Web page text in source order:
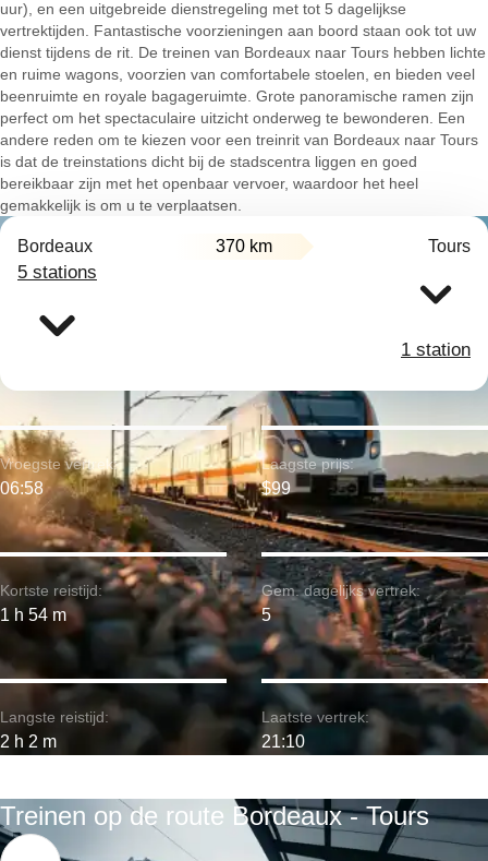
uur), en een uitgebreide dienstregeling met tot 5 dagelijkse
vertrektijden. Fantastische voorzieningen aan boord staan ook tot uw
dienst tijdens de rit. De treinen van Bordeaux naar Tours hebben lichte
en ruime wagons, voorzien van comfortabele stoelen, en bieden veel
beenruimte en royale bagageruimte. Grote panoramische ramen zijn
perfect om het spectaculaire uitzicht onderweg te bewonderen. Een
andere reden om te kiezen voor een treinrit van Bordeaux naar Tours
is dat de treinstations dicht bij de stadscentra liggen en goed
bereikbaar zijn met het openbaar vervoer, waardoor het heel
gemakkelijk is om u te verplaatsen.
Bordeaux 370 km Tours
5 stations
1 station
Kortste reistijd:
1 h 54 m
Vroegste vertrek:
06:58
Langste reistijd:
2 h 2 m
Laagste prijs:
$99
Gem. dagelijks vertrek:
5
Laatste vertrek:
21:10
Treinen op de route Bordeaux - Tours